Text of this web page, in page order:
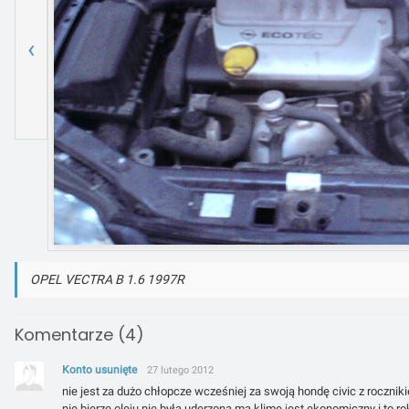
‹
OPEL VECTRA B 1.6 1997R
Komentarze (4)
Konto usunięte 27 lutego 2012
nie jest za dużo chłopcze wcześniej za swoją hondę civic z